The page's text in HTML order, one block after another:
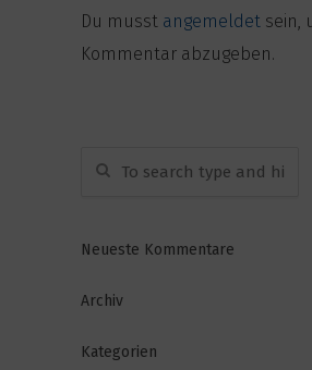
Du musst angemeldet sein,
Kommentar abzugeben.
Neueste Kommentare
Archiv
Kategorien